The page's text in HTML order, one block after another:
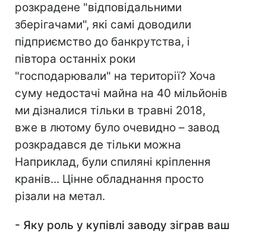
розкрадене "відповідальними
зберігачами", які самі доводили
підприємство до банкрутства, і
півтора останніх роки
"господарювали" на території? Хоча
суму недостачі майна на 40 мільйонів
ми дізналися тільки в травні 2018,
вже в лютому було очевидно – завод
розкрадався де тільки можна
Наприклад, були спиляні кріплення
кранів... Цінне обладнання просто
різали на метал.
- Яку роль у купівлі заводу зіграв ваш